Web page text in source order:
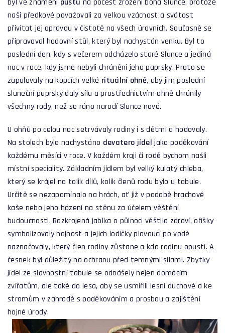
naši předkové považovali za velkou vzácnost a svátost
přivítat jej opravdu v čistotě na všech úrovních. Současně se
připravoval hodovní stůl, který byl nachystán venku. Byl to
poslední den, kdy s večerem odcházelo staré Slunce a jediná
noc v roce, kdy jsme nebyli chráněni jeho paprsky. Proto se
zapalovaly na kopcích velké rituální ohně, aby jim poslední
sluneční paprsky daly sílu a prostřednictvím ohně chránily
všechny rody, než se ráno narodí Slunce nové.
U ohňů po celou noc setrvávaly rodiny i s dětmi a hodovaly.
Na stolech bylo nachystáno devatero jídel jako poděkování
každému měsíci v roce. V každém kraji či rodě bychom našli
místní speciality. Základním jídlem byl velký kulatý chleba,
který se krájel na tolik dílů, kolik členů rodu bylo u tabule.
Určitě se nezapomínalo na hrách, ať již v podobě hrachové
kaše nebo jeho házení na stěnu za účelem věštění
budoucnosti. Rozkrojená jablka o půlnoci věštila zdraví, oříšky
symbolizovaly hojnost a jejich lodičky plovoucí po vodě
naznačovaly, který člen rodiny zůstane a kdo rodinu opustí. A
česnek byl důležitý na ochranu před temnými silami. Zbytky
jídel ze slavnostní tabule se odnášely nejen domácím
zvířatům, ale také do lesa, aby se usmířili lesní duchové a ke
stromům v zahradě s poděkováním a prosbou a zajištění
hojné úrody.